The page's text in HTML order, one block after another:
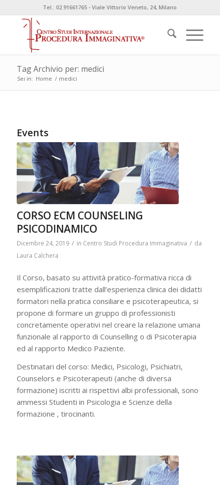
Tel.: 02.91661765 - Viale Vittorio Veneto, 24, Milano
Tag Archivio per: medici
Sei in: Home / medici
Events
CORSO ECM COUNSELING
PSICODINAMICO
Dicembre 24, 2019 / in Centro Studi Procedura Immaginativa / da
Laura Calchera
Il Corso, basato su attività pratico-formativa ricca di
esemplificazioni tratte dall’esperienza clinica dei didatti
formatori nella pratica consiliare e psicoterapeutica, si
propone di formare un gruppo di professionisti
concretamente operativi nel creare la relazione umana
funzionale al rapporto di Counselling o di Psicoterapia
ed al rapporto Medico Paziente.
Destinatari del corso: Medici, Psicologi, Psichiatri,
Counselors e Psicoterapeuti (anche di diversa
formazione) iscritti ai rispettivi albi professionali, sono
ammessi Studenti in Psicologia e Scienze della
formazione , tirocinanti.